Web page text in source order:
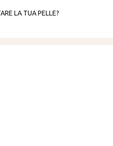
LA TUA PELLE?